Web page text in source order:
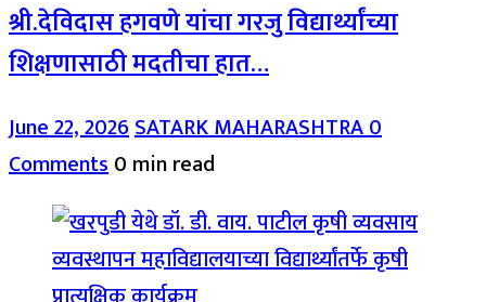
श्री.देविदास हगवणे यांचा गरजु विद्यार्थ्यांच्या
शिक्षणासाठी मदतीचा हात…
June 22, 2026SATARK MAHARASHTRA0
Comments0 min read